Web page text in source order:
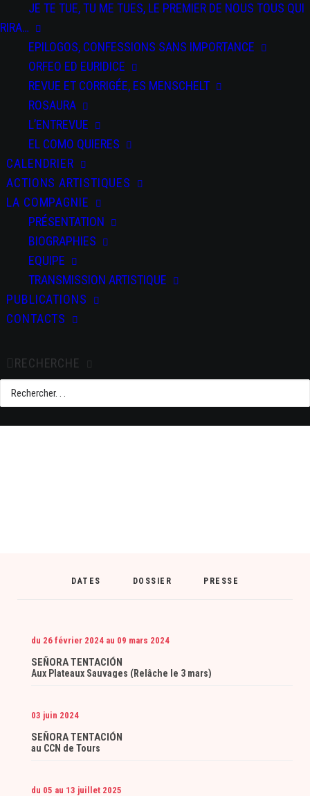
JE TE TUE, TU ME TUES, LE PREMIER DE NOUS TOUS QUI
RIRA…
EPILOGOS, CONFESSIONS SANS IMPORTANCE
ORFEO ED EURIDICE
REVUE ET CORRIGÉE, ES MENSCHELT
ROSAURA
L’ENTREVUE
EL COMO QUIERES
CALENDRIER
ACTIONS ARTISTIQUES
LA COMPAGNIE
PRÉSENTATION
BIOGRAPHIES
EQUIPE
TRANSMISSION ARTISTIQUE
PUBLICATIONS
CONTACTS
RECHERCHE
DATES DOSSIER PRESSE
du 26 février 2024 au 09 mars 2024
SEÑORA TENTACIÓN
Aux Plateaux Sauvages (Relâche le 3 mars)
03 juin 2024
SEÑORA TENTACIÓN
au CCN de Tours
du 05 au 13 juillet 2025